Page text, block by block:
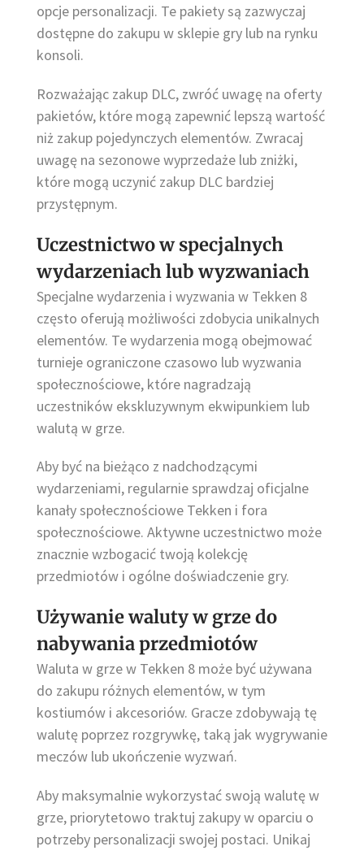
opcje personalizacji. Te pakiety są zazwyczaj
dostępne do zakupu w sklepie gry lub na rynku
konsoli.
Rozważając zakup DLC, zwróć uwagę na oferty
pakietów, które mogą zapewnić lepszą wartość
niż zakup pojedynczych elementów. Zwracaj
uwagę na sezonowe wyprzedaże lub zniżki,
które mogą uczynić zakup DLC bardziej
przystępnym.
Uczestnictwo w specjalnych
wydarzeniach lub wyzwaniach
Specjalne wydarzenia i wyzwania w Tekken 8
często oferują możliwości zdobycia unikalnych
elementów. Te wydarzenia mogą obejmować
turnieje ograniczone czasowo lub wyzwania
społecznościowe, które nagradzają
uczestników ekskluzywnym ekwipunkiem lub
walutą w grze.
Aby być na bieżąco z nadchodzącymi
wydarzeniami, regularnie sprawdzaj oficjalne
kanały społecznościowe Tekken i fora
społecznościowe. Aktywne uczestnictwo może
znacznie wzbogacić twoją kolekcję
przedmiotów i ogólne doświadczenie gry.
Używanie waluty w grze do
nabywania przedmiotów
Waluta w grze w Tekken 8 może być używana
do zakupu różnych elementów, w tym
kostiumów i akcesoriów. Gracze zdobywają tę
walutę poprzez rozgrywkę, taką jak wygrywanie
meczów lub ukończenie wyzwań.
Aby maksymalnie wykorzystać swoją walutę w
grze, priorytetowo traktuj zakupy w oparciu o
potrzeby personalizacji swojej postaci. Unikaj